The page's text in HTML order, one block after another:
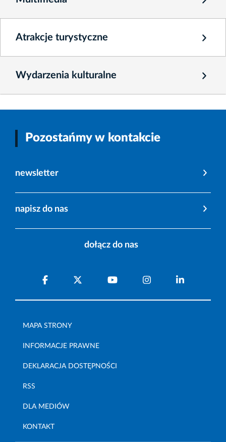
Atrakcje turystyczne
Wydarzenia kulturalne
Pozostańmy w kontakcie
newsletter
napisz do nas
dołącz do nas
MAPA STRONY
INFORMACJE PRAWNE
DEKLARACJA DOSTĘPNOŚCI
RSS
DLA MEDIÓW
KONTAKT